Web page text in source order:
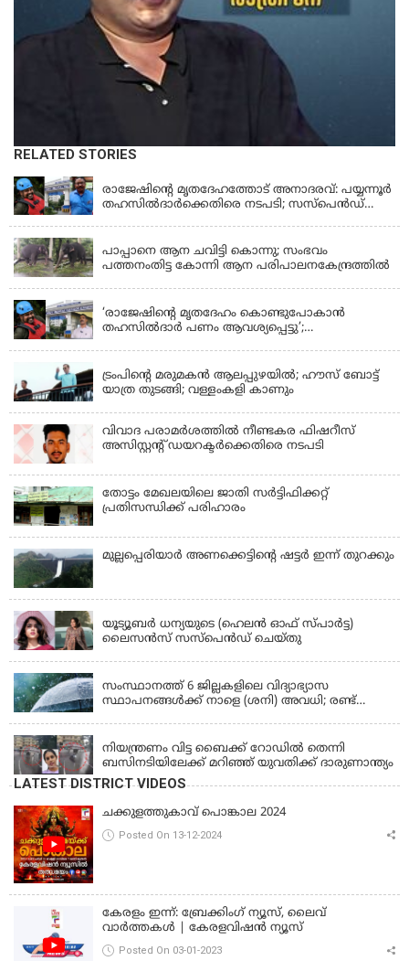
RELATED STORIES
KERALA
രാജേഷിന്റെ മൃതദേഹത്തോട് അനാദരവ്: പയ്യന്നൂർ
തഹസിൽദാർക്കെതിരെ നടപടി; സസ്പെൻഡ്
പാപ്പാനെ ആന ചവിട്ടി കൊന്നു; സംഭവം
പത്തനംതിട്ട കോന്നി ആന പരിപാലനകേന്ദ്രത്തിൽ
‘രാജേഷിന്‍റെ മൃതദേഹം കൊണ്ടുപോകാന്‍
തഹസില്‍ദാര്‍ പണം ആവശ്യപ്പെട്ടു’;
ട്രംപിന്റെ മരുമകന്‍ ആലപ്പുഴയില്‍; ഹൗസ് ബോട്ട്
യാത്ര തുടങ്ങി; വള്ളംകളി കാണും
വിവാദ പരാമര്‍ശത്തില്‍ നീണ്ടകര ഫിഷറീസ്
അസിസ്റ്റന്റ് ഡയറക്ടര്‍ക്കെതിരെ നടപടി
തോട്ടം മേഖലയിലെ ജാതി സര്‍ട്ടിഫിക്കറ്റ്
പ്രതിസന്ധിക്ക് പരിഹാരം
മുല്ലപ്പെരിയാര്‍ അണക്കെട്ടിൻ്റെ ഷട്ടര്‍ ഇന്ന് തുറക്കും
യൂട്യൂബർ ധന്യയുടെ (ഹെലൻ ഓഫ് സ്പാർട്ട)
ലൈസൻസ് സസ്‌പെൻഡ് ചെയ്തു
സംസ്ഥാനത്ത് 6 ജില്ലകളിലെ വിദ്യാഭ്യാസ
സ്ഥാപനങ്ങൾക്ക് നാളെ (ശനി) അവധി; രണ്ട്
നിയന്ത്രണം വിട്ട ബൈക്ക് റോഡിൽ തെന്നി
ബസിനടിയിലേക്ക് മറിഞ്ഞ് യുവതിക്ക് ദാരുണാന്ത്യം
LATEST DISTRICT VIDEOS
ചക്കുളത്തുകാവ് പൊങ്കാല 2024
Posted On 13-12-2024
കേരളം ഇന്ന്: ബ്രേക്കിംഗ് ന്യൂസ്, ലൈവ്
വാർത്തകൾ | കേരളവിഷൻ ന്യൂസ്
Posted On 03-01-2023